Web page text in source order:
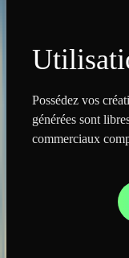
Possédez vos
générées sont
commerciaux